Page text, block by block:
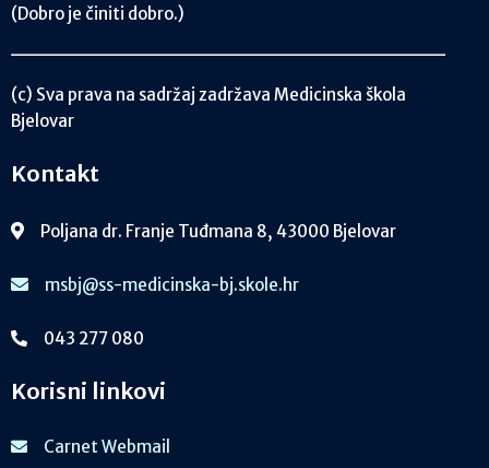
(Dobro je činiti dobro.)
(c) Sva prava na sadržaj zadržava Medicinska škola
Bjelovar
Kontakt
Poljana dr. Franje Tuđmana 8, 43000 Bjelovar
msbj@ss-medicinska-bj.skole.hr
043 277 080
Korisni linkovi
Carnet Webmail